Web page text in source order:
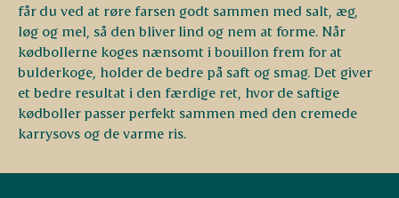
får du ved at røre farsen godt sammen med salt, æg,
løg og mel, så den bliver lind og nem at forme. Når
kødbollerne koges nænsomt i bouillon frem for at
bulderkoge, holder de bedre på saft og smag. Det giver
et bedre resultat i den færdige ret, hvor de saftige
kødboller passer perfekt sammen med den cremede
karrysovs og de varme ris.